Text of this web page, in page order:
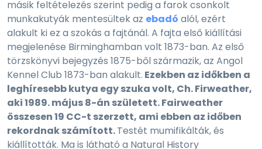
másik feltételezés szerint pedig a farok csonkolt
munkakutyák mentesültek az ebadó alól, ezért
alakult ki ez a szokás a fajtánál. A fajta első kiállítási
megjelenése Birminghamban volt 1873-ban. Az első
törzskönyvi bejegyzés 1875-ből származik, az Angol
Kennel Club 1873-ban alakult. Ezekben az időkben a
leghíresebb kutya egy szuka volt, Ch. Firweather,
aki 1989. május 8-án született. Fairweather
összesen 19 CC-t szerzett, ami ebben az időben
rekordnak számított.Testét mumifikálták, és
kiállították. Ma is látható a Natural History